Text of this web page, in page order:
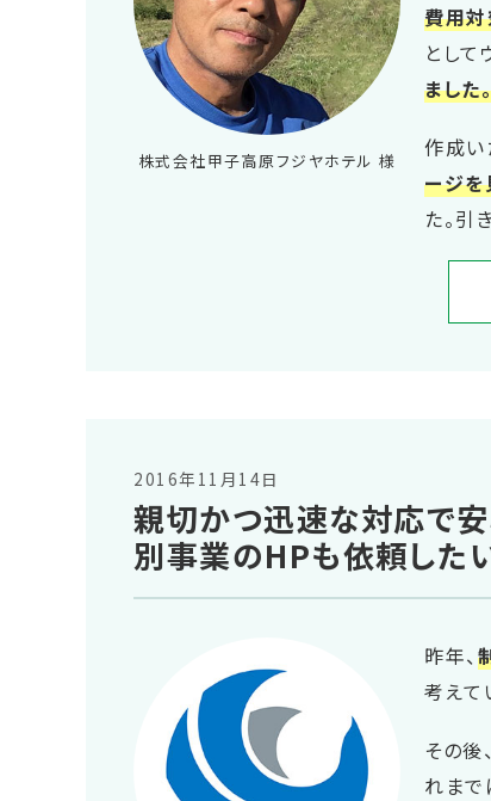
株式会社甲子高原フジヤホテル 様
費用対
として
ました。
作成い
ージを
た。引
2016年11月14日
親切かつ迅速な対応で安
別事業のHPも依頼したい
昨年、
考えて
その
れま